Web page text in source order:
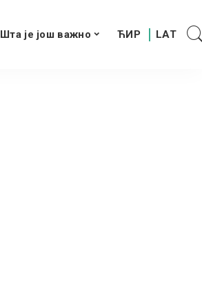
Шта је још важно